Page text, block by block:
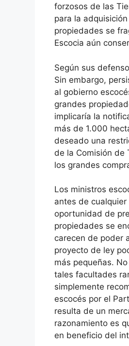
forzosos de las
para la
propiedades se
Escocia aún
Según sus
Sin embargo,
al gobierno
grandes
implicaría la
más de 1.000
deseado una
de la Comisión de
los grandes
Los ministros
antes de
oportunidad de
propiedades se
carecen de poder
proyecto de ley
más pequeñas.
tales facultades
simplemente
escocés por el
resulta de un
razonamiento es
en beneficio del